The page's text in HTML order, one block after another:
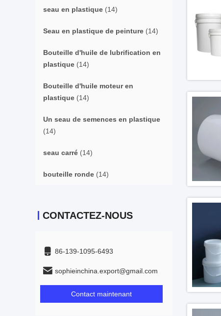
seau en plastique (14)
Seau en plastique de peinture (14)
Bouteille d'huile de lubrification en
plastique (14)
Bouteille d'huile moteur en
plastique (14)
Un seau de semences en plastique
(14)
seau carré (14)
bouteille ronde (14)
CONTACTEZ-NOUS
86-139-1095-6493
sophieinchina.export@gmail.com
Contact maintenant